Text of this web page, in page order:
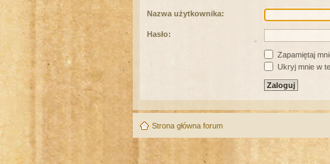
Nazwa użytkownika:
Hasło:
Zapamiętaj
Ukryj mnie w
Strona główna forum